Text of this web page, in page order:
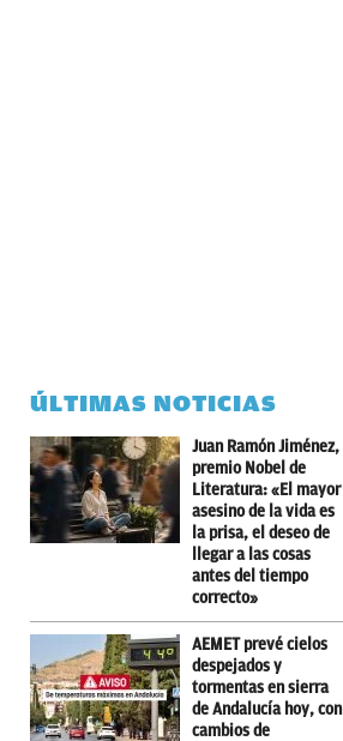
ÚLTIMAS NOTICIAS
Juan Ramón Jiménez,
premio Nobel de
Literatura: «El mayor
asesino de la vida es
la prisa, el deseo de
llegar a las cosas
antes del tiempo
correcto»
AEMET prevé cielos
despejados y
tormentas en sierra
de Andalucía hoy, con
cambios de